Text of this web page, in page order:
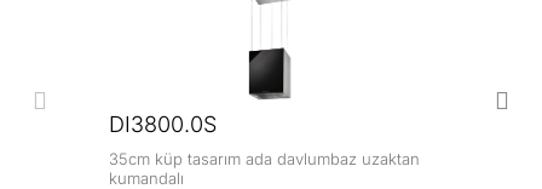
DI3800.0S
35cm küp tasarım ada davlumbaz uzaktan
kumandalı